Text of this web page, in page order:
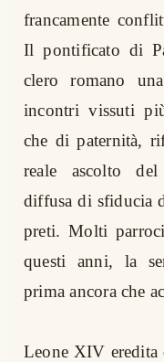
francamente
Il pontificato di
clero romano
incontri vissuti
che di paternità,
reale ascolto del
diffusa di sfiducia
preti. Molti
questi anni, la
prima ancora che
Leone XIV eredita